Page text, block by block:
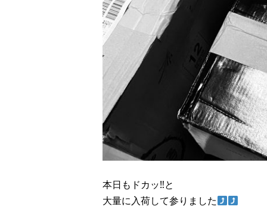
本日もドカッ‼︎と
大量に入荷して参りました